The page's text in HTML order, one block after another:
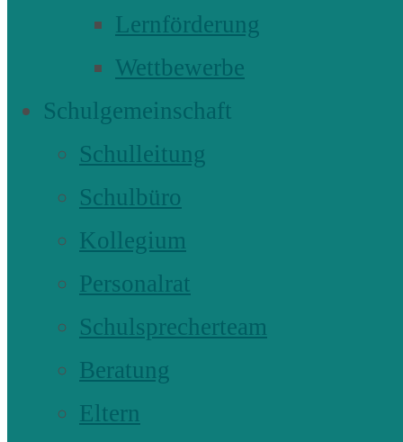
Lernförderung
Wettbewerbe
Schulgemeinschaft
Schulleitung
Schulbüro
Kollegium
Personalrat
Schulsprecherteam
Beratung
Eltern